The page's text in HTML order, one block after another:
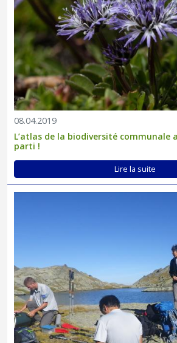
08.04.2019
L’atlas de la biodiversité communale
parti !
Lire la suite
Des conditions optimales pour le suivi 2018